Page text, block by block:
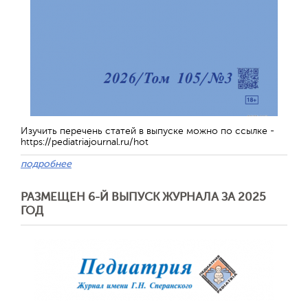
Изучить перечень статей в выпуске можно по ссылке -
https://pediatriajournal.ru/hot
подробнее
РАЗМЕЩЕН 6-Й ВЫПУСК ЖУРНАЛА ЗА 2025
ГОД